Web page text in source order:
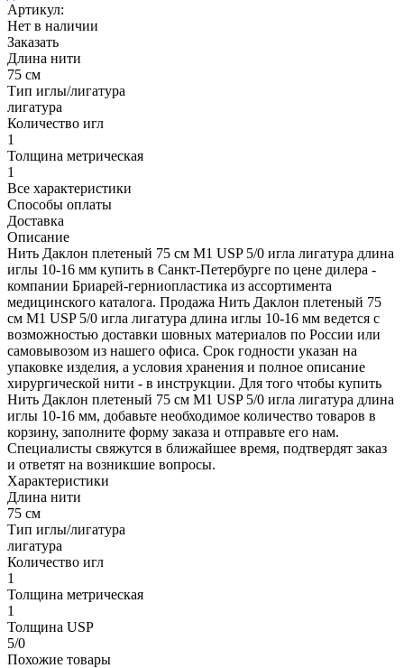
Артикул:
Нет в наличии
Заказать
Длина нити
75 см
Тип иглы/лигатура
лигатура
Количество игл
1
Толщина метрическая
1
Все характеристики
Способы оплаты
Доставка
Описание
Нить Даклон плетеный 75 см М1 USP 5/0 игла лигатура длина
иглы 10-16 мм купить в Санкт-Петербурге по цене дилера -
компании Бриарей-герниопластика из ассортимента
медицинского каталога. Продажа Нить Даклон плетеный 75
см М1 USP 5/0 игла лигатура длина иглы 10-16 мм ведется с
возможностью доставки шовных материалов по России или
самовывозом из нашего офиса. Срок годности указан на
упаковке изделия, а условия хранения и полное описание
хирургической нити - в инструкции. Для того чтобы купить
Нить Даклон плетеный 75 см М1 USP 5/0 игла лигатура длина
иглы 10-16 мм, добавьте необходимое количество товаров в
корзину, заполните форму заказа и отправьте его нам.
Специалисты свяжутся в ближайшее время, подтвердят заказ
и ответят на возникшие вопросы.
Характеристики
Длина нити
75 см
Тип иглы/лигатура
лигатура
Количество игл
1
Толщина метрическая
1
Толщина USP
5/0
Похожие товары